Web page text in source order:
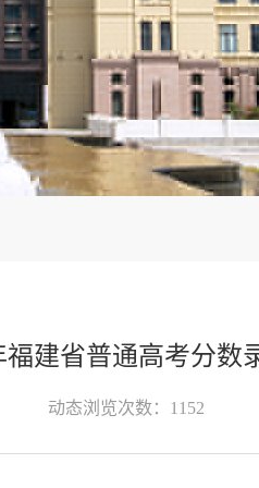
建省普通高考分数
动态浏览次数： 1152